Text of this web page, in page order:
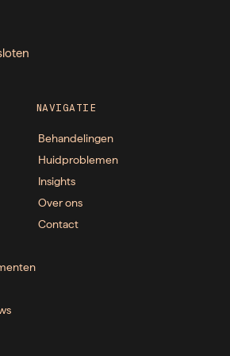
NAVIGATIE
Behandelingen
Huidproblemen
Insights
Over ons
Contact